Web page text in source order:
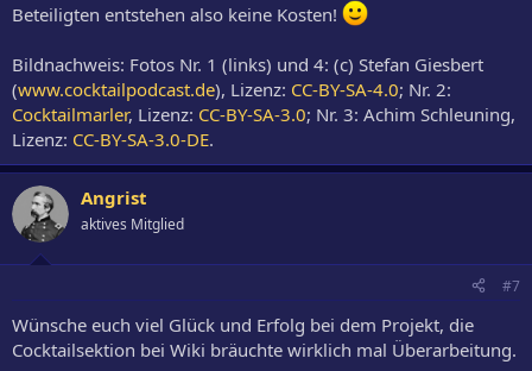
Beteiligten entstehen also keine Kosten!
Bildnachweis: Fotos Nr. 1 (links) und 4: (c) Stefan Giesbert
(www.cocktailpodcast.de), Lizenz: CC-BY-SA-4.0; Nr. 2:
Cocktailmarler, Lizenz: CC-BY-SA-3.0; Nr. 3: Achim Schleuning,
Lizenz: CC-BY-SA-3.0-DE.
Angrist
aktives Mitglied
#7
Wünsche euch viel Glück und Erfolg bei dem Projekt, die
Cocktailsektion bei Wiki bräuchte wirklich mal Überarbeitung.